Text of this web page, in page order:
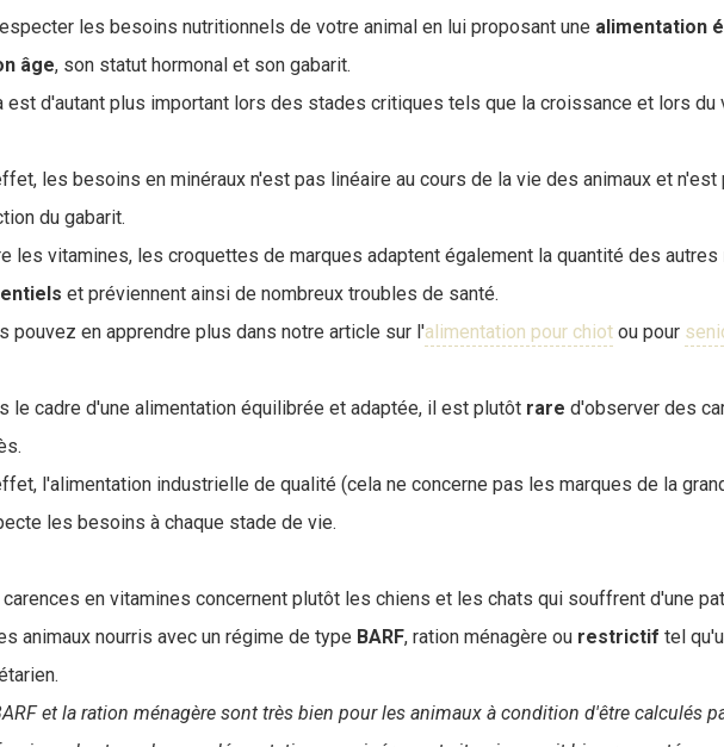
les besoins nutritionnels de votre animal en lui proposant une alimentation
âge, son statut hormonal et son gabarit.
est d'autant plus important lors des stades critiques tels que la croissance et lors du
les besoins en minéraux n'est pas linéaire au cours de la vie des animaux et
du gabarit.
les vitamines, les croquettes de marques adaptent également la quantité des autres
et préviennent ainsi de nombreux troubles de santé.
pouvez en apprendre plus dans notre article sur l'alimentation pour chiot ou pour
le cadre d'une alimentation équilibrée et adaptée, il est plutôt rare d'observer des
l'alimentation industrielle de qualité (cela ne concerne pas les marques de la
les besoins à chaque stade de vie.
carences en vitamines concernent plutôt les chiens et les chats qui souffrent d'une
animaux nourris avec un régime de type BARF, ration ménagère ou restrictif tel
et la ration ménagère sont très bien pour les animaux à condition d'être calculés